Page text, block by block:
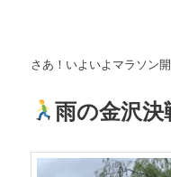
さあ！いよいよマラソン開
雨の金沢